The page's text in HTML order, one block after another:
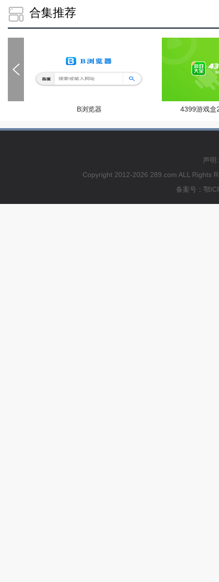
合集推荐
B浏览器 4399游戏盒
声明
Copyright 2012-2026 289.com ALL Rights
备案号：鄂